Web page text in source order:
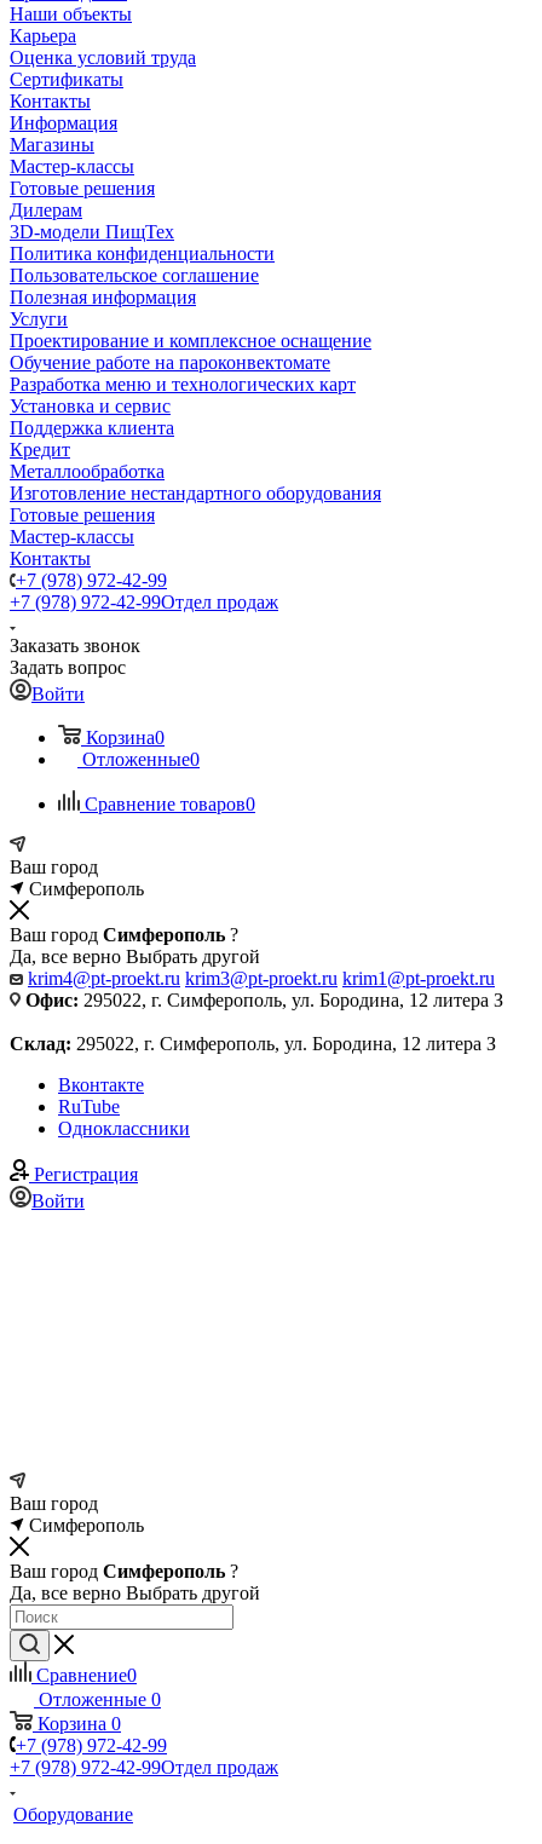
Наши объекты
Карьера
Оценка условий труда
Сертификаты
Контакты
Информация
Магазины
Мастер-классы
Готовые решения
Дилерам
3D-модели ПищТех
Политика конфиденциальности
Пользовательское соглашение
Полезная информация
Услуги
Проектирование и комплексное оснащение
Обучение работе на пароконвектомате
Разработка меню и технологических карт
Установка и сервис
Поддержка клиента
Кредит
Металлообработка
Изготовление нестандартного оборудования
Готовые решения
Мастер-классы
Контакты
+7 (978) 972-42-99
+7 (978) 972-42-99Отдел продаж
Заказать звонок
Задать вопрос
Войти
Корзина0
Отложенные0
Сравнение товаров0
Ваш город
Симферополь
Ваш город Симферополь ?
Да, все верно Выбрать другой
krim4@pt-proekt.ru krim3@pt-proekt.ru krim1@pt-proekt.ru
Офис: 295022, г. Симферополь, ул. Бородина, 12 литера З
Склад: 295022, г. Симферополь, ул. Бородина, 12 литера З
Вконтакте
RuTube
Одноклассники
Регистрация
Войти
Ваш город
Симферополь
Ваш город Симферополь ?
Да, все верно Выбрать другой
Сравнение0
Отложенные 0
Корзина 0
+7 (978) 972-42-99
+7 (978) 972-42-99Отдел продаж
Оборудование